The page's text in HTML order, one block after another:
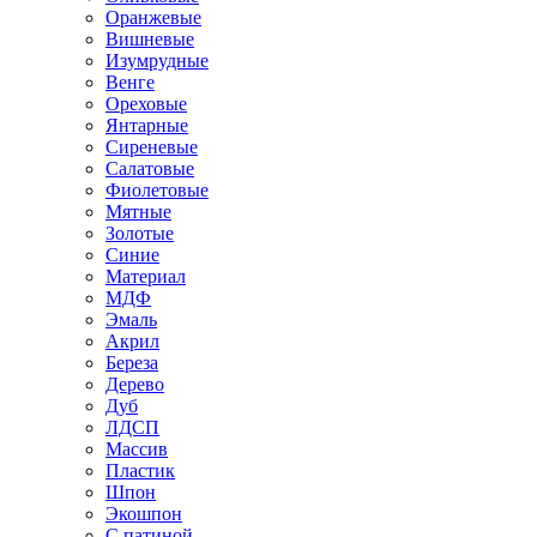
Оранжевые
Вишневые
Изумрудные
Венге
Ореховые
Янтарные
Сиреневые
Салатовые
Фиолетовые
Мятные
Золотые
Синие
Материал
МДФ
Эмаль
Акрил
Береза
Дерево
Дуб
ЛДСП
Массив
Пластик
Шпон
Экошпон